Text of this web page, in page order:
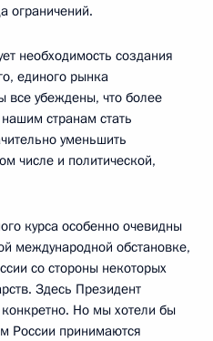
ограничений.
необходимость создания
единого рынка
все убеждены, что более
странам стать
уменьшить
числе и политической,
курса особенно очевидны
международной обстановке,
со стороны некоторых
Здесь Президент
Но мы хотели бы
России принимаются